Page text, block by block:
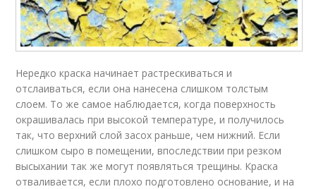
Нередко краска начинает растрескиваться и
отслаиваться, если она нанесена слишком толстым
слоем. То же самое наблюдается, когда поверхность
окрашивалась при высокой температуре, и получилось
так, что верхний слой засох раньше, чем нижний. Если
слишком сыро в помещении, впоследствии при резком
высыхании так же могут появляться трещины. Краска
отваливается, если плохо подготовлено основание, и на